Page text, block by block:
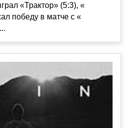
«Трактор» (5:3), «
победу в матче с «